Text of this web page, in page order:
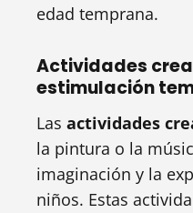
edad temprana.
Actividades
estimulación
Las actividades
la pintura o la
imaginación y la
niños. Estas